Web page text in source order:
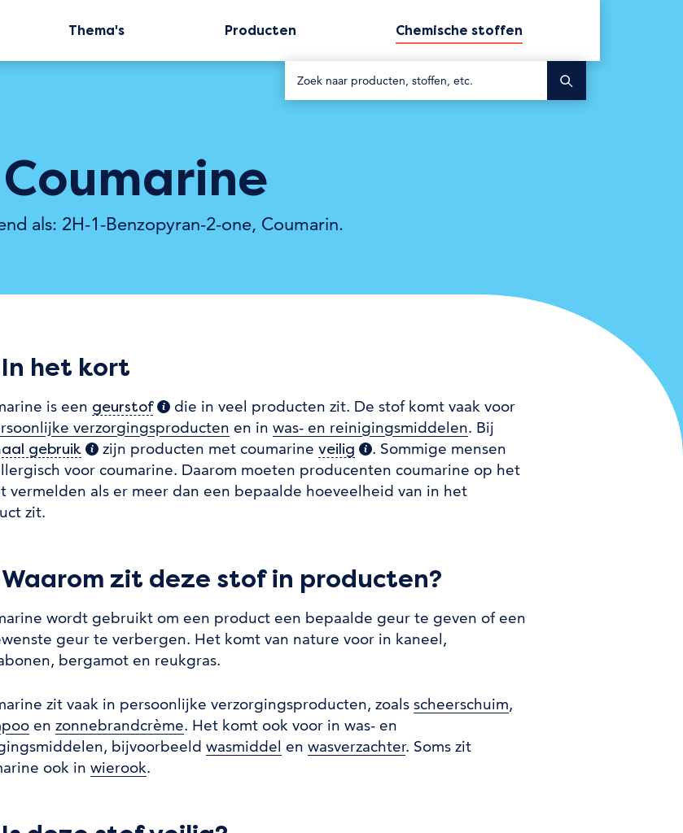
Thema's Producten Chemische stoffen
Zoek
Coumarine
als: 2H-1-Benzopyran-2-one, Coumarin.
In het kort
is een geurstof(extra informatie)
die in veel producten zit. De stof komt vaak voor
verzorgingsproducten en in was- en reinigingsmiddelen. Bij
gebruik (extra informatie)
zijn producten met coumarine veilig (extra informatie)
. Sommige mensen
voor coumarine. Daarom moeten producenten coumarine op het
vermelden als er meer dan een bepaalde hoeveelheid van in het
zit.
Waarom zit deze stof in producten?
wordt gebruikt om een product een bepaalde geur te geven of een
geur te verbergen. Het komt van nature voor in kaneel,
bergamot en reukgras.
zit vaak in persoonlijke verzorgingsproducten, zoals scheerschuim,
en zonnebrandcrème. Het komt ook voor in was- en
bijvoorbeeld wasmiddel en wasverzachter. Soms zit
ook in wierook.